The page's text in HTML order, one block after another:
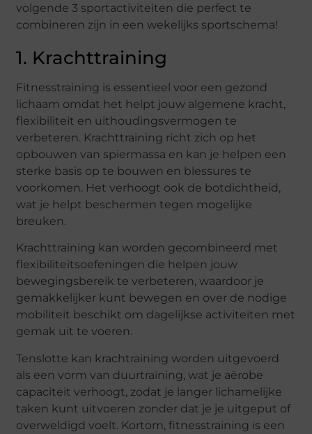
volgende 3 sportactiviteiten die perfect te
combineren zijn in een wekelijks sportschema!
1. Krachttraining
Fitnesstraining is essentieel voor een gezond
lichaam omdat het helpt jouw algemene kracht,
flexibiliteit en uithoudingsvermogen te
verbeteren. Krachttraining richt zich op het
opbouwen van spiermassa en kan je helpen een
sterke basis op te bouwen en blessures te
voorkomen. Het verhoogt ook de botdichtheid,
wat je helpt beschermen tegen mogelijke
breuken.
Krachttraining kan worden gecombineerd met
flexibiliteitsoefeningen die helpen jouw
bewegingsbereik te verbeteren, waardoor je
gemakkelijker kunt bewegen en over de nodige
mobiliteit beschikt om dagelijkse activiteiten met
gemak uit te voeren.
Tenslotte kan krachtraining worden uitgevoerd
als een vorm van duurtraining, wat je aërobe
capaciteit verhoogt, zodat je langer lichamelijke
taken kunt uitvoeren zonder dat je je uitgeput of
overweldigd voelt. Kortom, fitnesstraining is een